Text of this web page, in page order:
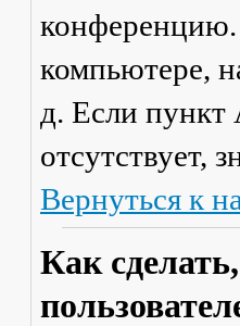
конференцию.
компьютере,
д. Если пункт
отсутствует,
Вернуться к
Как